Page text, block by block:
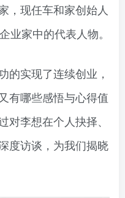
，现任车和家创始人
业家中的代表人物。
的实现了连续创业，
有哪些感悟与心得值
李想在个人抉择、
度访谈，为我们揭晓